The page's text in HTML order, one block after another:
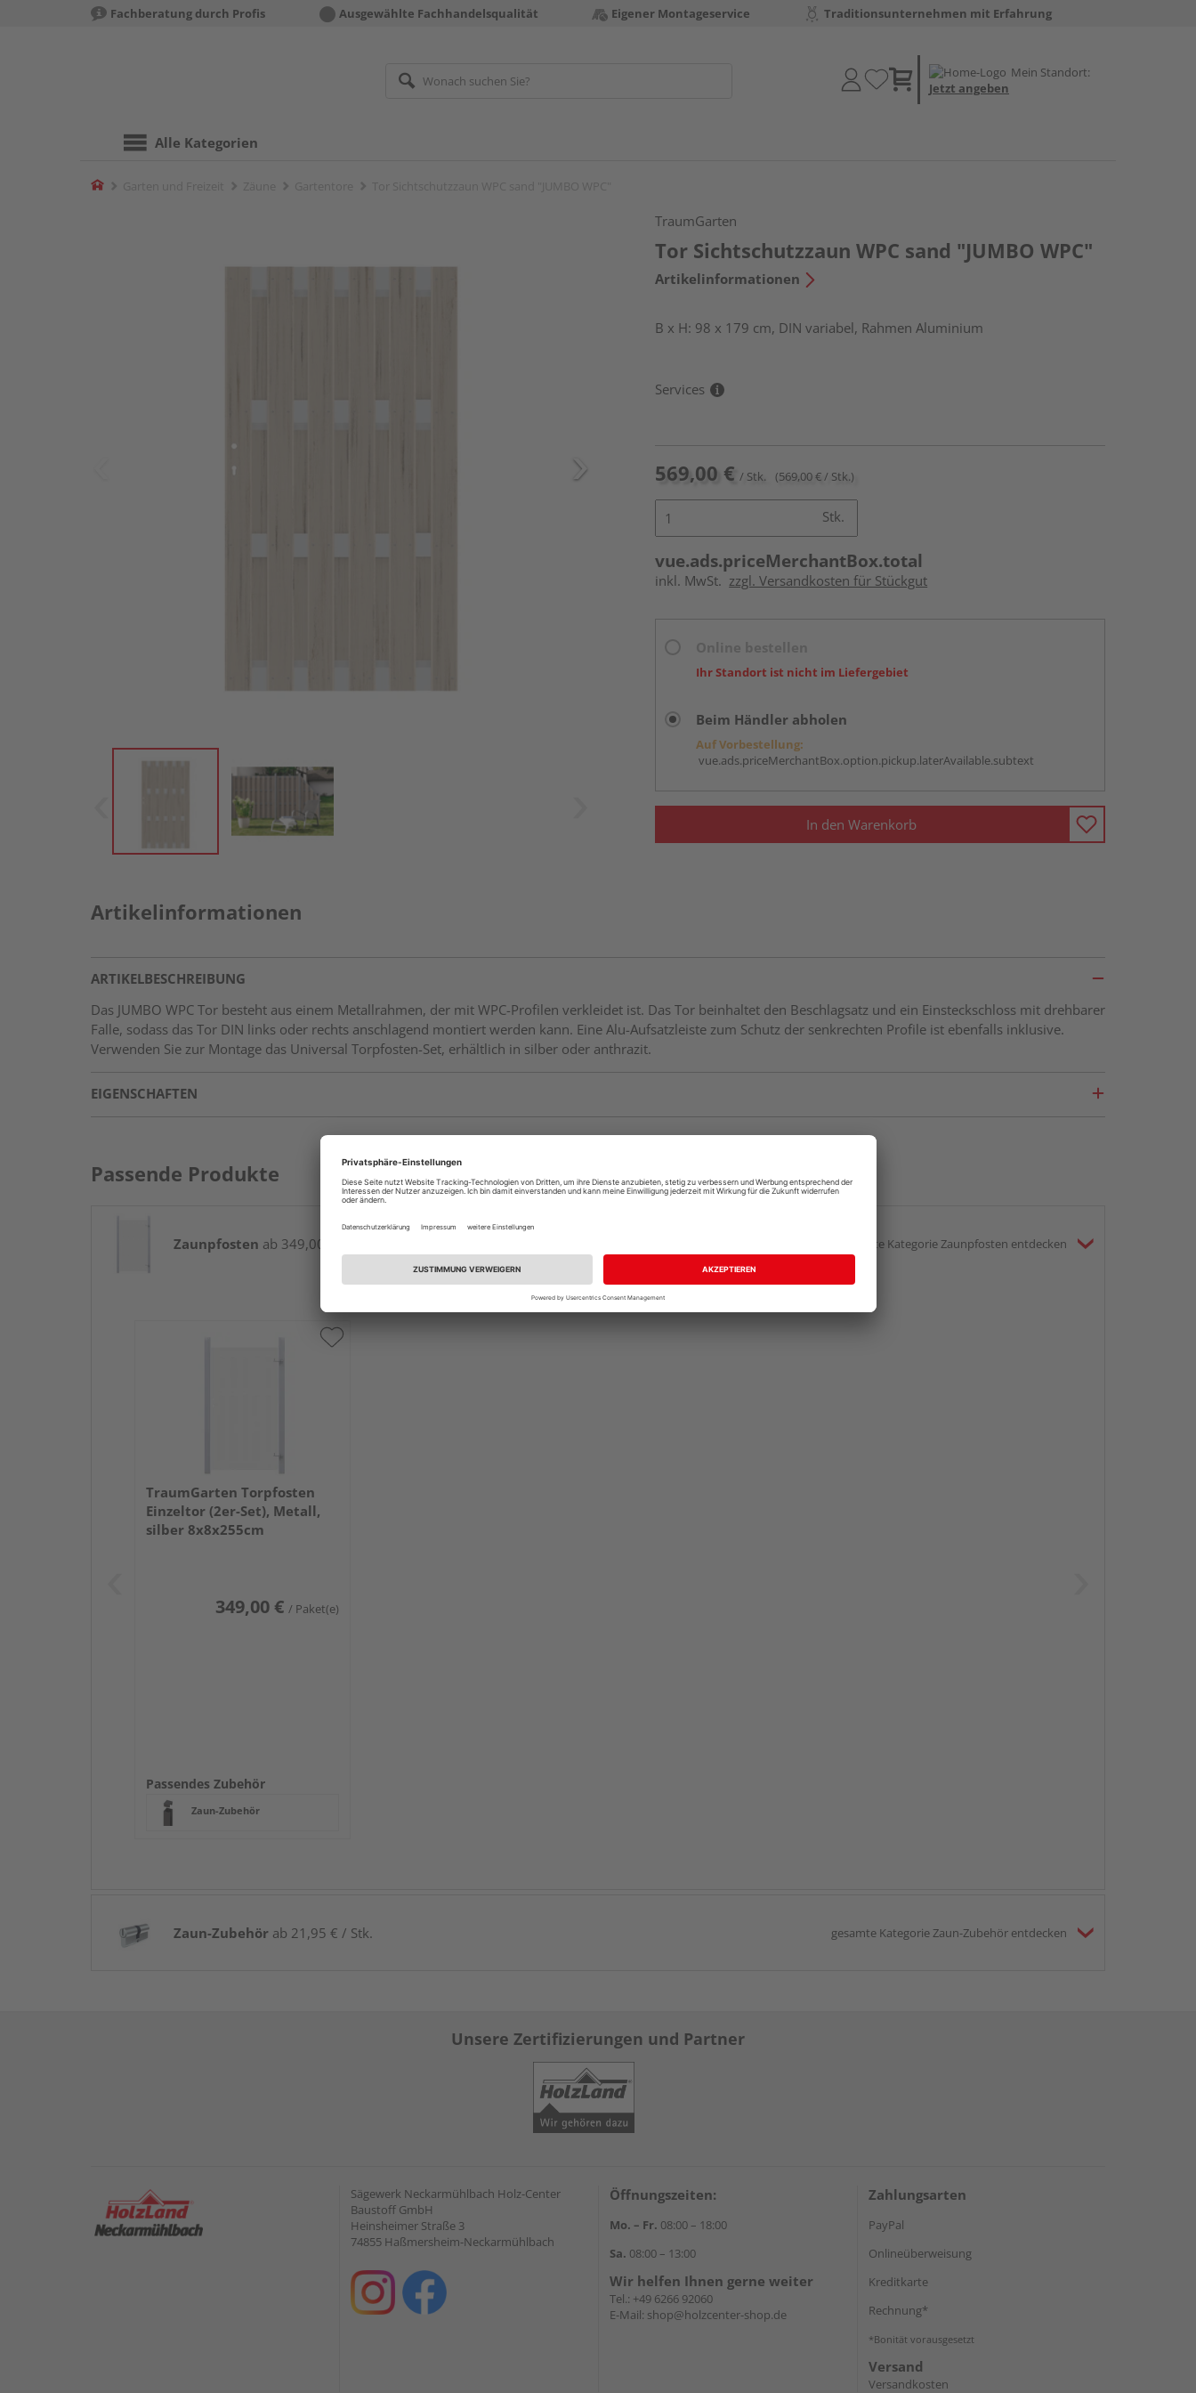
Fachberatung durch Profis Ausgewählte Fachhandelsqualität Eigener Montageservice Traditionsunternehmen mit Erfahrung
Mein Standort:
Jetzt angeben
Alle Kategorien
Home
TraumGarten
Tor Sichtschutzzaun WPC sand "JUMBO WPC"
Artikelinformationen
B x H: 98 x 179 cm, DIN variabel, Rahmen Aluminium
Services
569,00 € / Stk. (569,00 € / Stk.)
Stk.
vue.ads.priceMerchantBox.total
inkl. MwSt. zzgl. Versandkosten für Stückgut
Ihr Standort ist nicht im Liefergebiet
Beim Händler abholen
Auf Vorbestellung:
vue.ads.priceMerchantBox.option.pickup.laterAvailable.subtext
In den Warenkorb
Artikelinformationen
ARTIKELBESCHREIBUNG
Das JUMBO WPC Tor besteht aus einem Metallrahmen, der mit WPC-Profilen verkleidet ist. Das Tor beinhaltet den Beschlagsatz und ein Einsteckschloss mit drehbarer
Falle, sodass das Tor DIN links oder rechts anschlagend montiert werden kann. Eine Alu-Aufsatzleiste zum Schutz der senkrechten Profile ist ebenfalls inklusive.
Verwenden Sie zur Montage das Universal Torpfosten-Set, erhältlich in silber oder anthrazit.
EIGENSCHAFTEN
Passende Produkte
Zaunpfosten ab 349,00 € / Paket(e) gesamte Kategorie Zaunpfosten entdecken
TraumGarten Torpfosten
Einzeltor (2er-Set), Metall,
silber 8x8x255cm
349,00 € / Paket(e)
Passendes Zubehör
Zaun-Zubehör
Zaun-Zubehör ab 21,95 € / Stk. gesamte Kategorie Zaun-Zubehör entdecken
Unsere Zertifizierungen und Partner
Sägewerk Neckarmühlbach Holz-Center
Baustoff GmbH
Heinsheimer Straße 3
74855 Haßmersheim-Neckarmühlbach
Öffnungszeiten:
Mo. – Fr. 08:00 – 18:00
Sa. 08:00 – 13:00
Wir helfen Ihnen gerne weiter
Tel.: +49 6266 92060
E-Mail: shop@holzcenter-shop.de
Zahlungsarten
PayPal
Onlineüberweisung
Kreditkarte
Rechnung*
*Bonität vorausgesetzt
Versand
Versandkosten